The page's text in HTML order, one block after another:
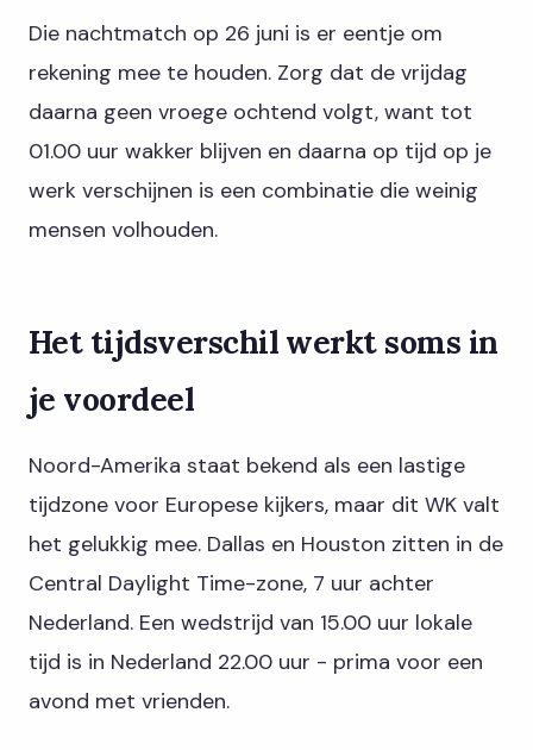
Die nachtmatch op 26 juni is er eentje om
rekening mee te houden. Zorg dat de vrijdag
daarna geen vroege ochtend volgt, want tot
01.00 uur wakker blijven en daarna op tijd op je
werk verschijnen is een combinatie die weinig
mensen volhouden.
Het tijdsverschil werkt soms in
je voordeel
Noord-Amerika staat bekend als een lastige
tijdzone voor Europese kijkers, maar dit WK valt
het gelukkig mee. Dallas en Houston zitten in de
Central Daylight Time-zone, 7 uur achter
Nederland. Een wedstrijd van 15.00 uur lokale
tijd is in Nederland 22.00 uur - prima voor een
avond met vrienden.